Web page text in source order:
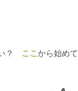
？ ここ から始めて